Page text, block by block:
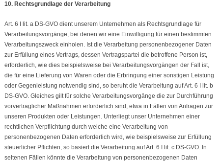
10. Rechtsgrundlage der Verarbeitung
Art. 6 I lit. a DS-GVO dient unserem Unternehmen als Rechtsgrundlage für
Verarbeitungsvorgänge, bei denen wir eine Einwilligung für einen bestimmten
Verarbeitungszweck einholen. Ist die Verarbeitung personenbezogener Daten
zur Erfüllung eines Vertrags, dessen Vertragspartei die betroffene Person ist,
erforderlich, wie dies beispielsweise bei Verarbeitungsvorgängen der Fall ist,
die für eine Lieferung von Waren oder die Erbringung einer sonstigen Leistung
oder Gegenleistung notwendig sind, so beruht die Verarbeitung auf Art. 6 I lit. b
DS-GVO. Gleiches gilt für solche Verarbeitungsvorgänge die zur Durchführung
vorvertraglicher Maßnahmen erforderlich sind, etwa in Fällen von Anfragen zur
unseren Produkten oder Leistungen. Unterliegt unser Unternehmen einer
rechtlichen Verpflichtung durch welche eine Verarbeitung von
personenbezogenen Daten erforderlich wird, wie beispielsweise zur Erfüllung
steuerlicher Pflichten, so basiert die Verarbeitung auf Art. 6 I lit. c DS-GVO. In
seltenen Fällen könnte die Verarbeitung von personenbezogenen Daten